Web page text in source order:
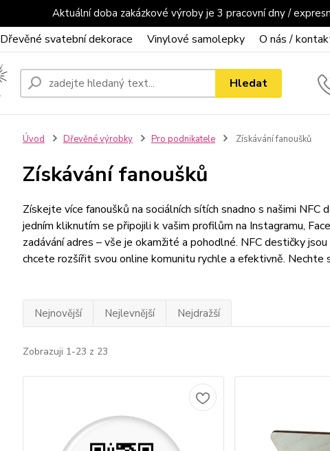
Aktuální doba zakázkové výroby je 3 pracovní dny /
Dřevěné svatební dekorace Vinylové samolepky O nás /
Hledat
Úvod Dřevěné výrobky Pro podnikatele Získávání fanoušků
Získávání fanoušků
Získejte více fanoušků na sociálních sítích snadno s našimi
jedním kliknutím se připojili k vašim profilům na Instagramu,
zadávání adres – vše je okamžité a pohodlné. NFC destičky
chcete rozšířit svou online komunitu rychle a efektivně. Nechte
Nejnovější Nejlevnější Nejdražší
Zobrazuji 1-23 z 23